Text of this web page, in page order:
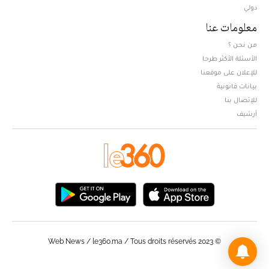
دولي
معلومات عنا
من نحن ؟
الأسئلة الأكثر طرحا
للإعلان على موقعنا
بيانات قانونية
للإتصال بنا
أرشيف
© Web News / le360.ma / Tous droits réservés 2023